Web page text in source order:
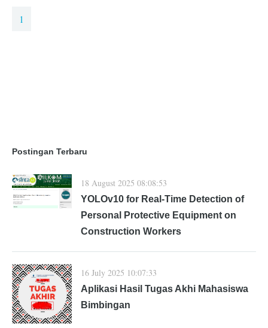
1
Postingan Terbaru
18 August 2025 08:08:53
YOLOv10 for Real-Time Detection of
Personal Protective Equipment on
Construction Workers
16 July 2025 10:07:33
Aplikasi Hasil Tugas Akhi Mahasiswa
Bimbingan